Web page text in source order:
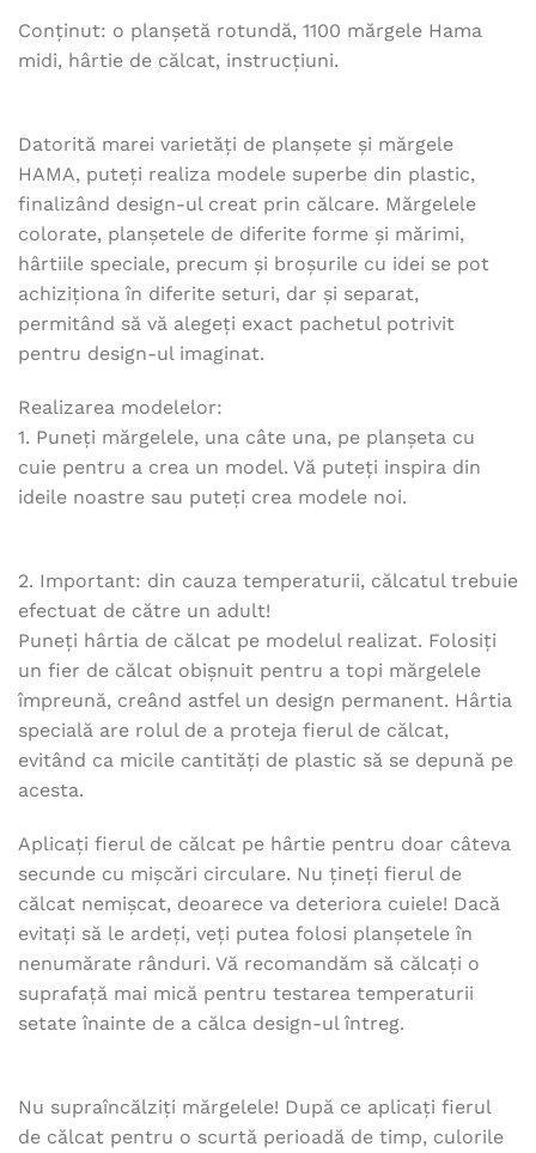
Conținut: o planșetă rotundă, 1100 mărgele Hama
midi, hârtie de călcat, instrucțiuni.
Datorită marei varietăți de planșete și mărgele
HAMA, puteți realiza modele superbe din plastic,
finalizând design-ul creat prin călcare. Mărgelele
colorate, planșetele de diferite forme și mărimi,
hârtiile speciale, precum și broșurile cu idei se pot
achiziționa în diferite seturi, dar și separat,
permitând să vă alegeți exact pachetul potrivit
pentru design-ul imaginat.
Realizarea modelelor:
1. Puneți mărgelele, una câte una, pe planșeta cu
cuie pentru a crea un model. Vă puteți inspira din
ideile noastre sau puteți crea modele noi.
2. Important: din cauza temperaturii, călcatul trebuie
efectuat de către un adult!
Puneți hârtia de călcat pe modelul realizat. Folosiți
un fier de călcat obișnuit pentru a topi mărgelele
împreună, creând astfel un design permanent. Hârtia
specială are rolul de a proteja fierul de călcat,
evitând ca micile cantități de plastic să se depună pe
acesta.
Aplicați fierul de călcat pe hârtie pentru doar câteva
secunde cu mișcări circulare. Nu țineți fierul de
călcat nemișcat, deoarece va deteriora cuiele! Dacă
evitați să le ardeți, veți putea folosi planșetele în
nenumărate rânduri. Vă recomandăm să călcați o
suprafață mai mică pentru testarea temperaturii
setate înainte de a călca design-ul întreg.
Nu supraîncălziți mărgelele! După ce aplicați fierul
de călcat pentru o scurtă perioadă de timp, culorile